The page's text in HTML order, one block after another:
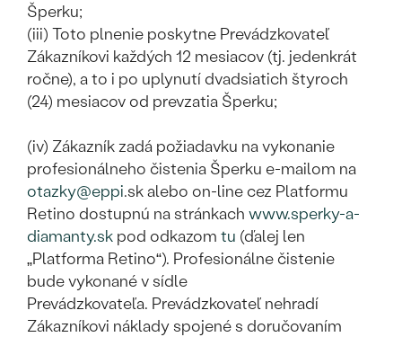
Šperku;
(iii) Toto plnenie poskytne Prevádzkovateľ
Zákazníkovi každých 12 mesiacov (tj. jedenkrát
ročne), a to i po uplynutí dvadsiatich štyroch
(24) mesiacov od prevzatia Šperku;
(iv) Zákazník zadá požiadavku na vykonanie
profesionálneho čistenia Šperku e-mailom na
otazky@eppi.sk alebo on-line cez Platformu
Retino dostupnú na stránkach www.sperky-a-
diamanty.sk pod odkazom tu (ďalej len
„Platforma Retino“). Profesionálne čistenie
bude vykonané v sídle
Prevádzkovateľa. Prevádzkovateľ nehradí
Zákazníkovi náklady spojené s doručovaním